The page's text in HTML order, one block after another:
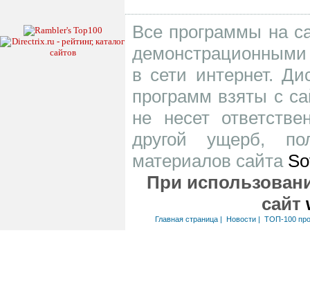
Все программы на
в сети интернет.
программ взяты с
не несет
другой ущерб,
материалов сайта
При
сайт
Главная страница| Новости| ТОП-100